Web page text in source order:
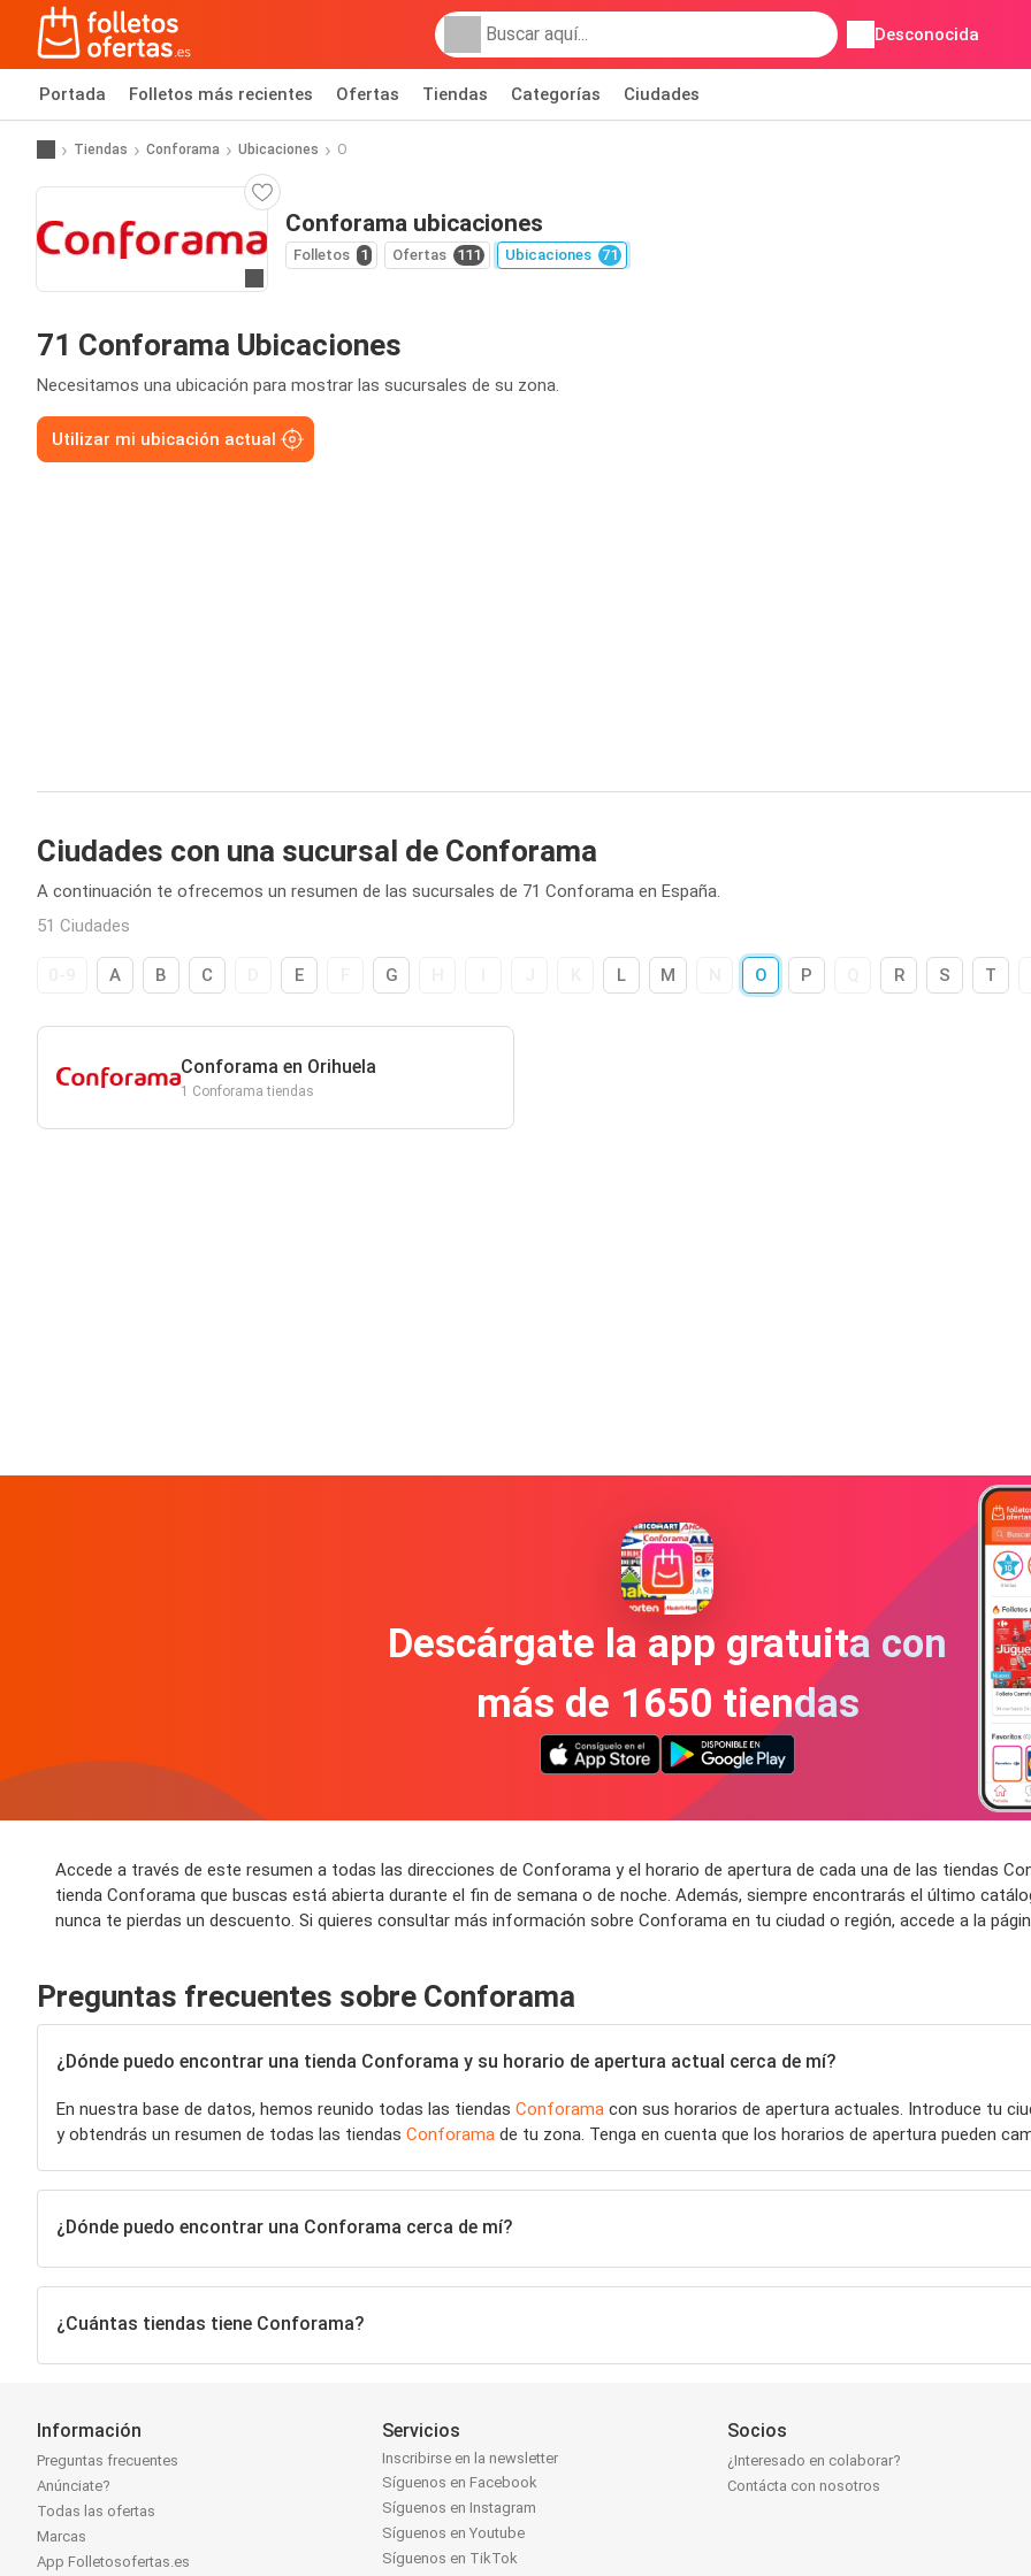
Desconocida
Portada Folletos más recientes Ofertas Tiendas Categorías Ciudades
Tiendas Conforama Ubicaciones O
Conforama ubicaciones
Folletos 1 Ofertas 111 Ubicaciones 71
71 Conforama Ubicaciones
Necesitamos una ubicación para mostrar las sucursales de su zona.
Utilizar mi ubicación actual
Ciudades con una sucursal de Conforama
A continuación te ofrecemos un resumen de las sucursales de 71 Conforama en España.
51 Ciudades
A B C E G L M O P R S T
Conforama en Orihuela
1 Conforama tiendas
Descárgate la app gratuita con
más de 1650 tiendas
Accede a través de este resumen a todas las direcciones de Conforama y el horario de apertura de cada una de las tiendas
tienda Conforama que buscas está abierta durante el fin de semana o de noche. Además, siempre encontrarás el último
nunca te pierdas un descuento. Si quieres consultar más información sobre Conforama en tu ciudad o región, accede a la
Preguntas frecuentes sobre Conforama
¿Dónde puedo encontrar una tienda Conforama y su horario de apertura actual cerca de mí?
En nuestra base de datos, hemos reunido todas las tiendas Conforama con sus horarios de apertura actuales. Introduce tu
y obtendrás un resumen de todas las tiendas Conforama de tu zona. Tenga en cuenta que los horarios de apertura pueden
¿Dónde puedo encontrar una Conforama cerca de mí?
¿Cuántas tiendas tiene Conforama?
Información
Preguntas frecuentes
Anúnciate?
Todas las ofertas
Marcas
App Folletosofertas.es
Servicios
Inscribirse en la newsletter
Síguenos en Facebook
Síguenos en Instagram
Síguenos en Youtube
Síguenos en TikTok
Socios
¿Interesado en colaborar?
Contácta con nosotros